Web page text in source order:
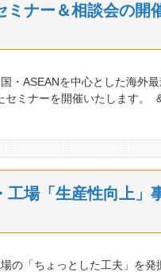
ナー＆相談会の開
・ASEANを中心とした海外
セミナーを開催いたします。
場「生産性向上」
の「ちょっとした工夫」を発